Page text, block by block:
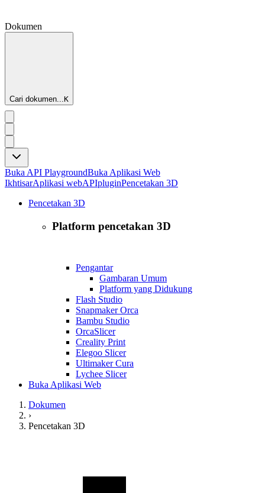
Dokumen
Cari dokumen...K
Buka API PlaygroundBuka Aplikasi Web
IkhtisarAplikasi webAPIpluginPencetakan 3D
Pencetakan 3D
Platform pencetakan 3D
Pengantar
Gambaran Umum
Platform yang Didukung
Flash Studio
Snapmaker Orca
Bambu Studio
OrcaSlicer
Creality Print
Elegoo Slicer
Ultimaker Cura
Lychee Slicer
Buka Aplikasi Web
Dokumen
›
Pencetakan 3D